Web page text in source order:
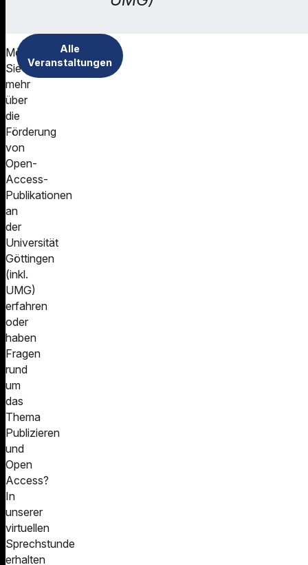
Möchten
Sie
mehr
über
die
Förderung
von
Open-
Access-
Publikationen
an
der
Universität
Göttingen
(inkl.
UMG)
erfahren
oder
haben
Fragen
rund
um
das
Thema
Publizieren
und
Open
Access?
In
unserer
virtuellen
Sprechstunde
erhalten
Alle
Veranstaltungen